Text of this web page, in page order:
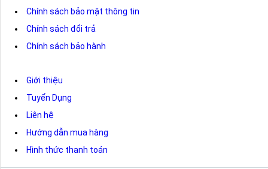
Chính sách bảo mật thông tin
Chính sách đổi trả
Chính sách bảo hành
Giới thiệu
Tuyển Dụng
Liên hệ
Hướng dẫn mua hàng
Hình thức thanh toán